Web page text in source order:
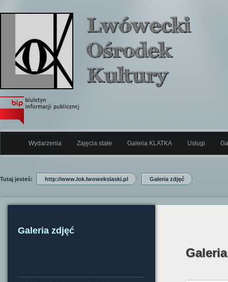
Wydarzenia Zajęcia stałe Galeria KLATKA Usługi
Tutaj jesteś: http://www.lok.lwowekslaski.pl Galeria zdjęć
Galeria zdjęć